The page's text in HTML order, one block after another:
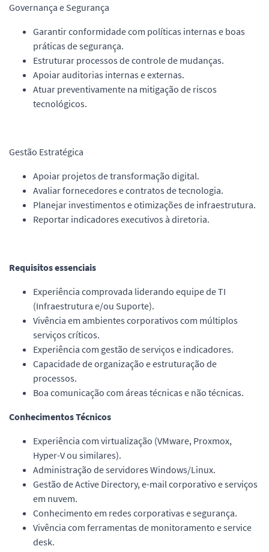
Governança e Segurança
Garantir conformidade com políticas internas e boas
práticas de segurança.
Estruturar processos de controle de mudanças.
Apoiar auditorias internas e externas.
Atuar preventivamente na mitigação de riscos
tecnológicos.
Gestão Estratégica
Apoiar projetos de transformação digital.
Avaliar fornecedores e contratos de tecnologia.
Planejar investimentos e otimizações de infraestrutura.
Reportar indicadores executivos à diretoria.
Requisitos essenciais
Experiência comprovada liderando equipe de TI
(Infraestrutura e/ou Suporte).
Vivência em ambientes corporativos com múltiplos
serviços críticos.
Experiência com gestão de serviços e indicadores.
Capacidade de organização e estruturação de
processos.
Boa comunicação com áreas técnicas e não técnicas.
Conhecimentos Técnicos
Experiência com virtualização (VMware, Proxmox,
Hyper-V ou similares).
Administração de servidores Windows/Linux.
Gestão de Active Directory, e-mail corporativo e serviços
em nuvem.
Conhecimento em redes corporativas e segurança.
Vivência com ferramentas de monitoramento e service
desk.